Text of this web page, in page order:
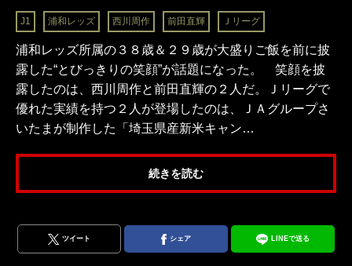
J1 浦和レッズ 西川周作 前田直輝 Ｊリーグ
浦和レッズ所属の３８歳＆２９歳が大盛りご飯を前に披
露した“とびっきりの笑顔”が話題になった。 笑顔を披
露したのは、西川周作と前田直輝の２人だ。Ｊリーグで
優れた実績を持つ２人が登場したのは、ＪＡグループさ
いたまが制作した「埼玉県産新米キャン…
続きを読む
ツイート シェア LINEで送る